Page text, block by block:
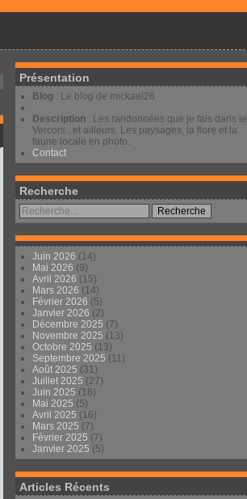
Présentation
Blog : Le blog de mickael26
Description : Les randonnées que je fais dans le
Vercors...et ailleurs. Les paysages, la flore et la
faune locale en photo.
Contact
Recherche
Juin 2026 (14)
Mai 2026 (9)
Avril 2026 (15)
Mars 2026 (14)
Février 2026 (5)
Janvier 2026 (2)
Décembre 2025 (7)
Novembre 2025 (13)
Octobre 2025 (13)
Septembre 2025 (11)
Août 2025 (31)
Juillet 2025 (27)
Juin 2025 (18)
Mai 2025 (5)
Avril 2025 (16)
Mars 2025 (7)
Février 2025 (7)
Janvier 2025 (5)
Articles Récents